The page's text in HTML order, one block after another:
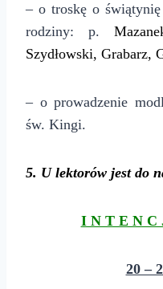
– o troskę o
rodziny: p.
Szydłowski, Grabarz,
– o prowadzenie
św. Kingi.
5. U lektorów jest do
I N T E N C
20 –